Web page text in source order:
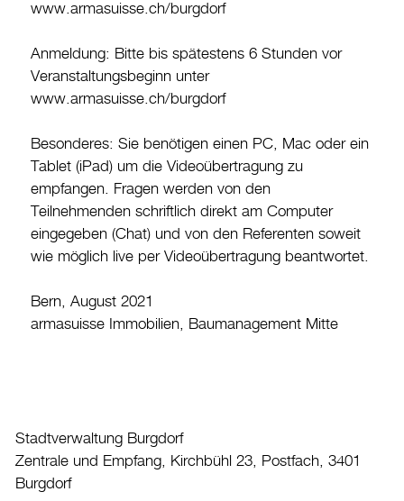
www.armasuisse.ch/burgdorf
Anmeldung: Bitte bis spätestens 6 Stunden vor
Veranstaltungsbeginn unter
www.armasuisse.ch/burgdorf
Besonderes: Sie benötigen einen PC, Mac oder ein
Tablet (iPad) um die Videoübertragung zu
empfangen. Fragen werden von den
Teilnehmenden schriftlich direkt am Computer
eingegeben (Chat) und von den Referenten soweit
wie möglich live per Videoübertragung beantwortet.
Bern, August 2021
armasuisse Immobilien, Baumanagement Mitte
Stadtverwaltung Burgdorf
Zentrale und Empfang, Kirchbühl 23, Postfach, 3401
Burgdorf